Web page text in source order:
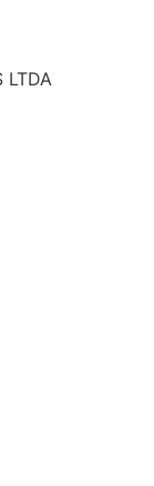
LTDA